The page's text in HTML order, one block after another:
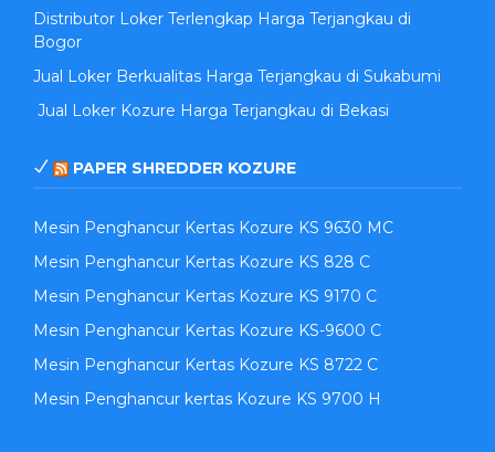
Distributor Loker Terlengkap Harga Terjangkau di
Bogor
Jual Loker Berkualitas Harga Terjangkau di Sukabumi
Jual Loker Kozure Harga Terjangkau di Bekasi
PAPER SHREDDER KOZURE
Mesin Penghancur Kertas Kozure KS 9630 MC
Mesin Penghancur Kertas Kozure KS 828 C
Mesin Penghancur Kertas Kozure KS 9170 C
Mesin Penghancur Kertas Kozure KS-9600 C
Mesin Penghancur Kertas Kozure KS 8722 C
Mesin Penghancur kertas Kozure KS 9700 H